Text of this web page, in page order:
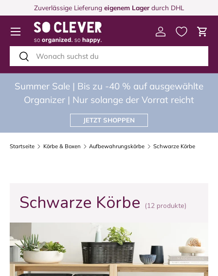
DIREKT ZUM INHALT
Zuverlässige Lieferung eigenem Lagerdurch DHL
Suchen
Suchen
Einloggen
Menü
Summer Sale | Bis zu -40 % auf ausgewählte
Organizer | Nur solange der Vorrat reicht
JETZT SHOPPEN
Startseite Körbe & Boxen Aufbewahrungskörbe Schwarze Körbe
Schwarze Körbe (12 produkte)